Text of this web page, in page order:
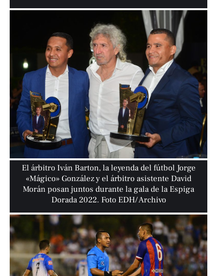
El árbitro Iván Barton, la leyenda del fútbol Jorge
«Mágico» González y el árbitro asistente David
Morán posan juntos durante la gala de la Espiga
Dorada 2022. Foto EDH/ Archivo